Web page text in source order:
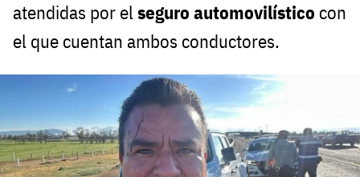
atendidas por el seguro automovilístico con
el que cuentan ambos conductores.